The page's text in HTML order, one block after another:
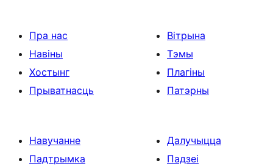
Пра нас
Навіны
Хостынг
Прыватнасць
Вітрына
Тэмы
Плагіны
Патэрны
Навучанне
Падтрымка
Далучыцца
Падзеі